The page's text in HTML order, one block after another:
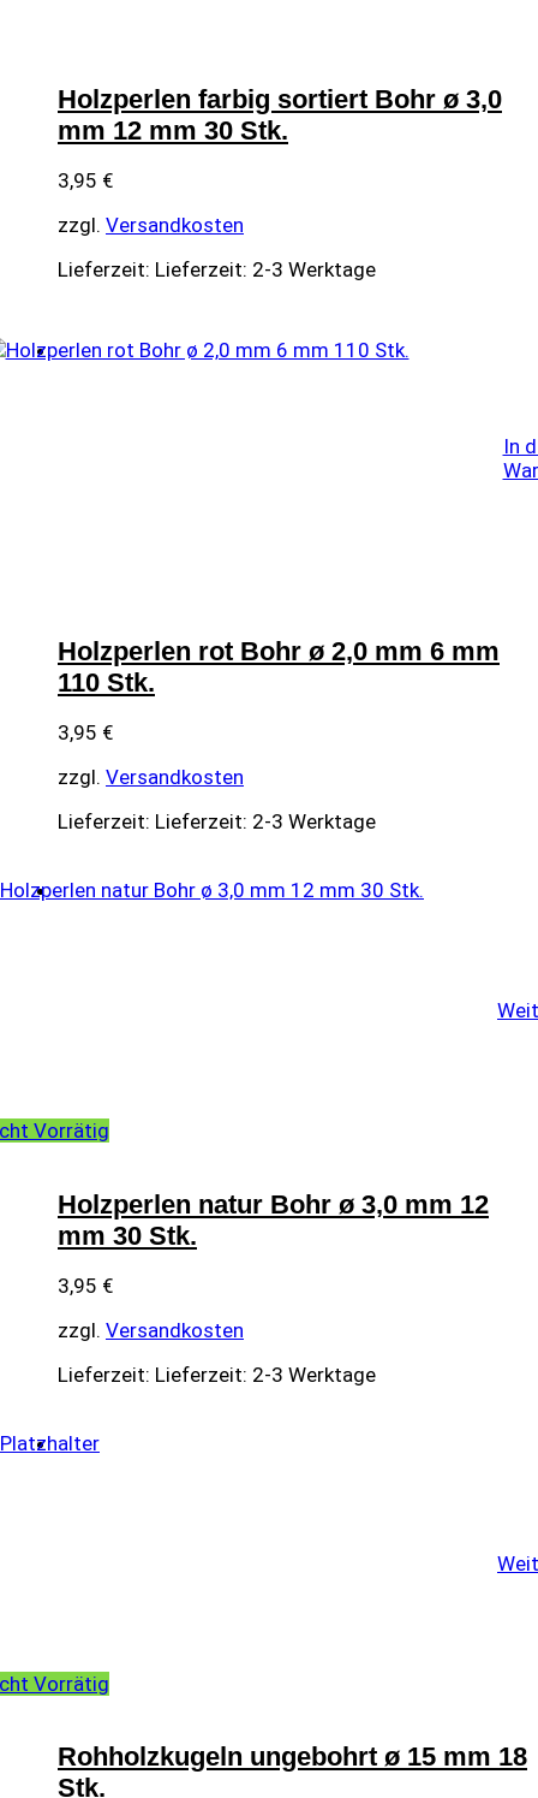
Holzperlen farbig sortiert Bohr ø 3,0
mm 12 mm 30 Stk.
3,95 €
zzgl. Versandkosten
Lieferzeit: Lieferzeit: 2-3 Werktage
In
Holzperlen rot Bohr ø 2,0 mm 6 mm
110 Stk.
3,95 €
zzgl. Versandkosten
Lieferzeit: Lieferzeit: 2-3 Werktage
Vorrätig
Holzperlen natur Bohr ø 3,0 mm 12
mm 30 Stk.
3,95 €
zzgl. Versandkosten
Lieferzeit: Lieferzeit: 2-3 Werktage
Vorrätig
Rohholzkugeln ungebohrt ø 15 mm 18
Stk.